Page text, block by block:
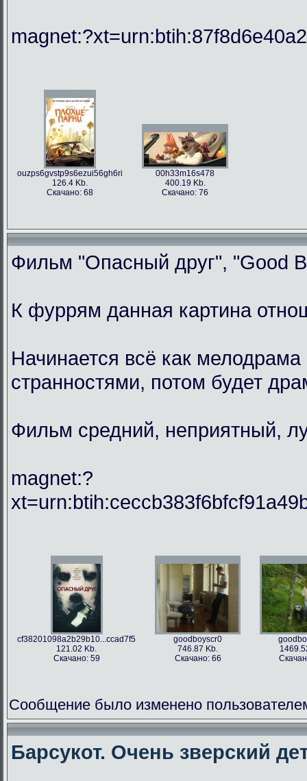
ouzps6gvstp9s6ezui56gh6ri
126.4 Kb.
Скачано: 68
00h33m16s478
400.19 Kb.
Скачано: 76
Фильм "Опасный друг", "Good
К фуррям данная картина
Начинается всё как
странностями, потом будет
Фильм средний, неприятный,
magnet:?
cf38201098a2b29b10...ccad7f5
121.02 Kb.
Скачано: 59
goodboyscr0
746.87 Kb.
Скачано: 66
Сообщение было изменено
Барсукот. Очень зверский